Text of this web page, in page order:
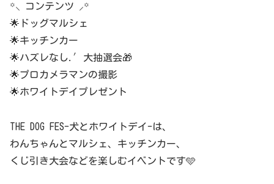
꙳⸜ コンテンツ ⸝‍꙳
🌟ドッグマルシェ
🌟キッチンカー
🌟ハズレなし.′大抽選会🎁
🌟プロカメラマンの撮影
🌟ホワイトデイプレゼント
THE DOG FES-犬とホワイトデイ-は、
わんちゃんとマルシェ、キッチンカー、
くじ引き大会などを楽しむイベントです🩵